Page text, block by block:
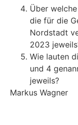
Über
die für die
Nordstadt
2023
Wie lauten
und 4
jeweils?
Markus Wagner